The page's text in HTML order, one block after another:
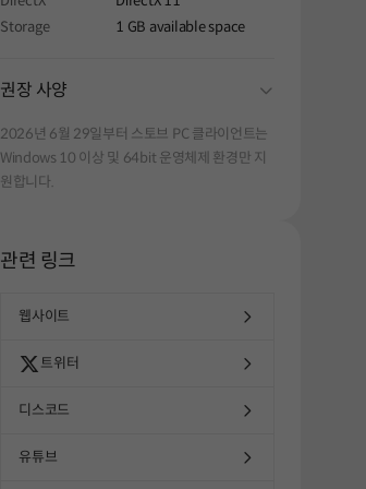
Storage
1 GB available space
권장 사양 folding
2026년 6월 29일부터 스토브 PC 클라이언트는
Windows 10 이상 및 64bit 운영체제 환경만 지
원합니다.
관련 링크
웹사이트
트위터
디스코드
유튜브